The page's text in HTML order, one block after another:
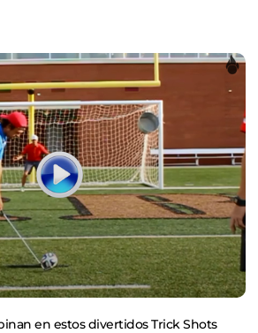
en estos divertidos Trick Shots